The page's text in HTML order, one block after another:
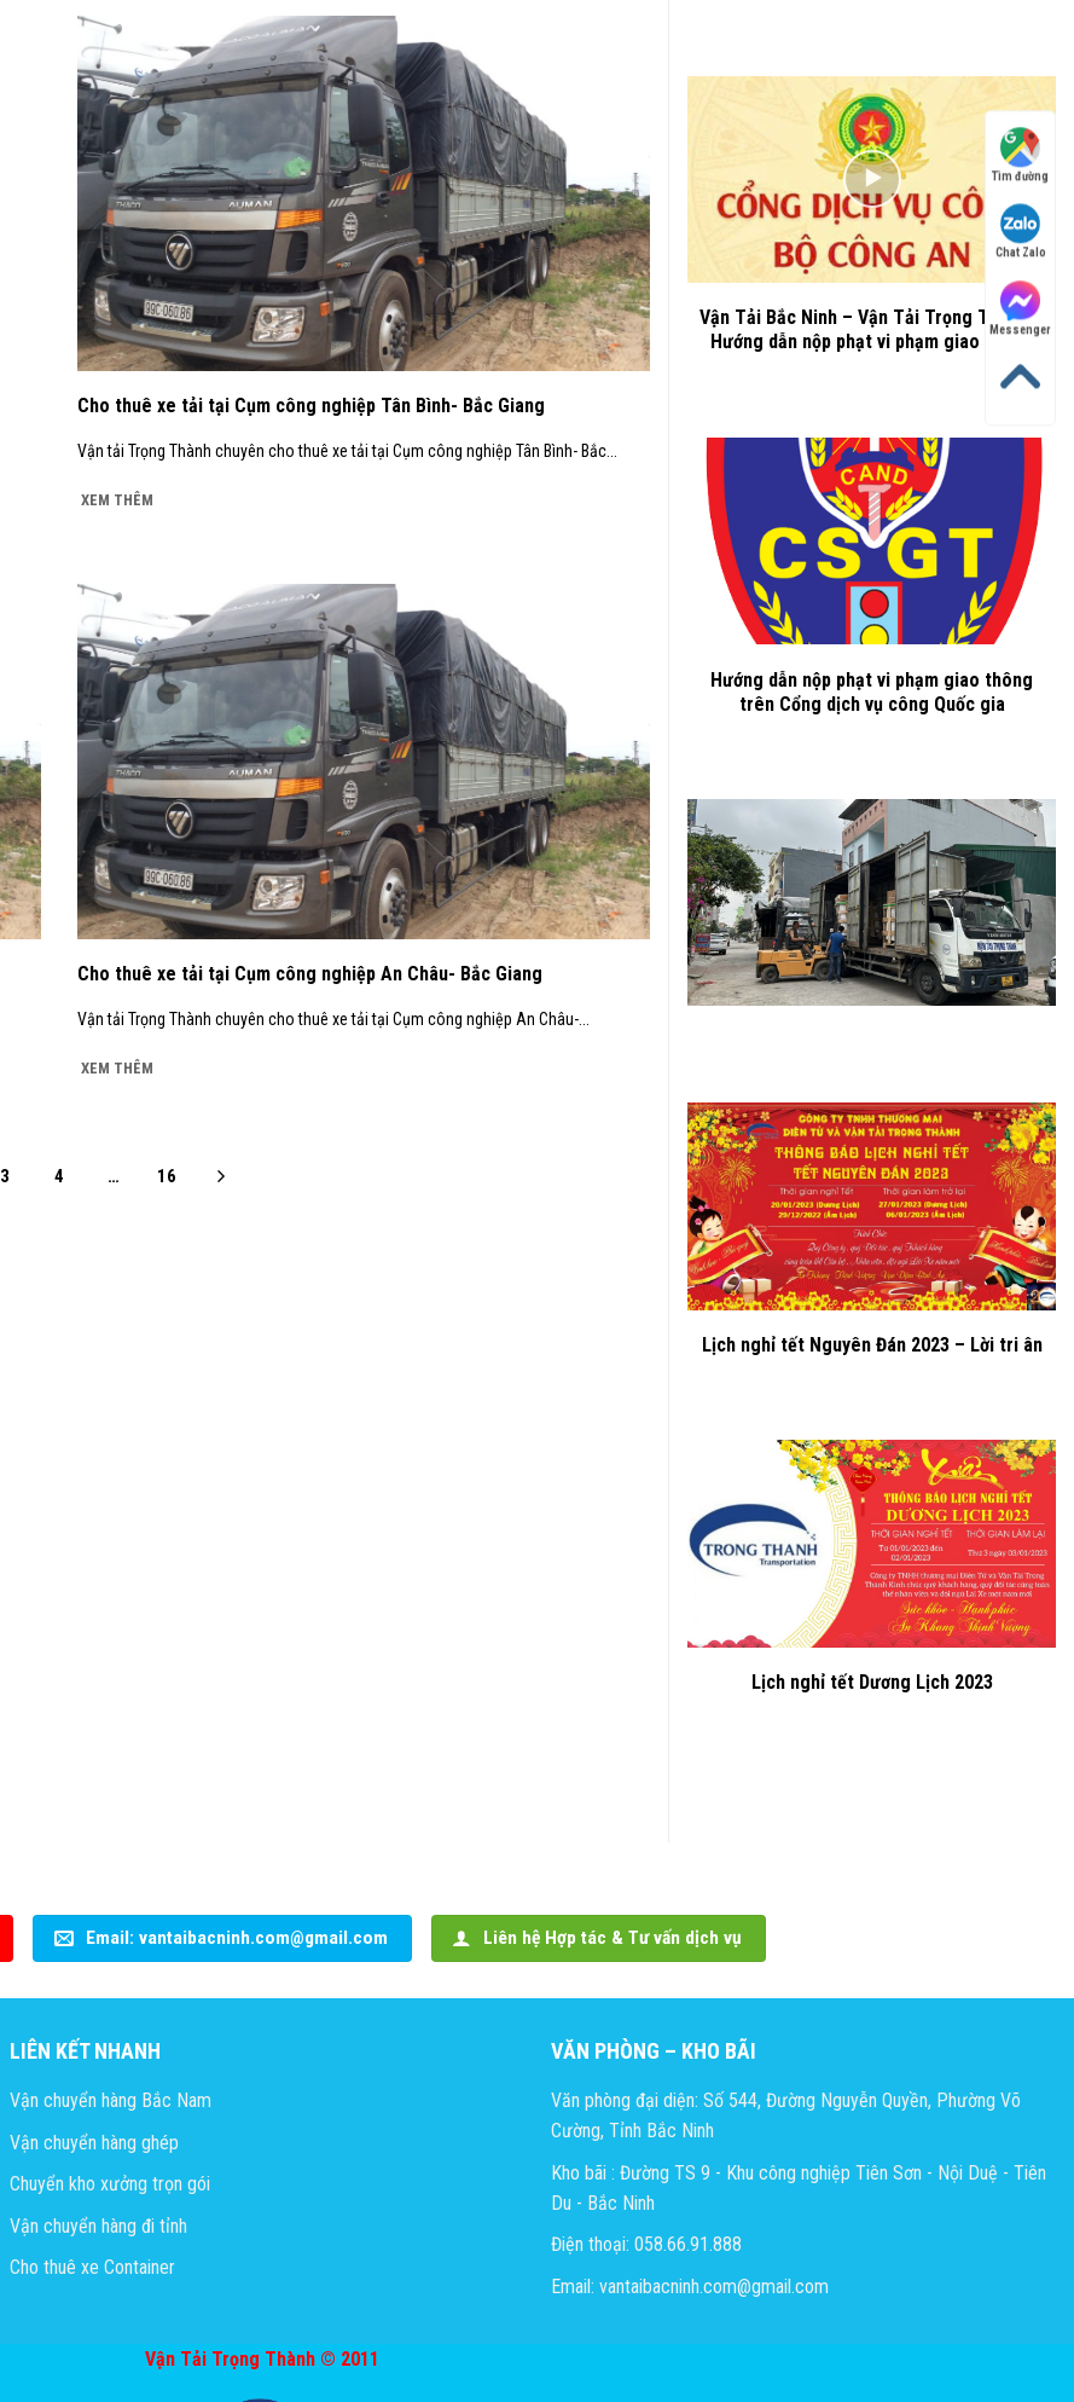
Cho thuê xe tải tại Cụm công nghiệp Tân Bình- Bắc Giang
Vận tải Trọng Thành chuyên cho thuê xe tải tại Cụm công nghiệp Tân Bình- Bắc...
XEM THÊM
Cho thuê xe tải tại Cụm công nghiệp An Châu- Bắc Giang
Vận tải Trọng Thành chuyên cho thuê xe tải tại Cụm công nghiệp An Châu-...
XEM THÊM
3 4 … 16
Vận Tải Bắc Ninh – Vận Tải Trọng Thành –
Hướng dẫn nộp phạt vi phạm giao thông
Hướng dẫn nộp phạt vi phạm giao thông
trên Cổng dịch vụ công Quốc gia
Lịch nghỉ tết Nguyên Đán 2023 – Lời tri ân
Lịch nghỉ tết Dương Lịch 2023
Email: vantaibacninh.com@gmail.com Liên hệ Hợp tác & Tư vấn dịch vụ
LIÊN KẾT NHANH
Vận chuyển hàng Bắc Nam
Vận chuyển hàng ghép
Chuyển kho xưởng trọn gói
Vận chuyển hàng đi tỉnh
Cho thuê xe Container
VĂN PHÒNG – KHO BÃI
Văn phòng đại diện: Số 544, Đường Nguyễn Quyền, Phường Võ
Cường, Tỉnh Bắc Ninh
Kho bãi : Đường TS 9 - Khu công nghiệp Tiên Sơn - Nội Duệ - Tiên
Du - Bắc Ninh
Điện thoại: 058.66.91.888
Email: vantaibacninh.com@gmail.com
Vận Tải Trọng Thành © 2011
Tìm đường
Chat Zalo
Messenger